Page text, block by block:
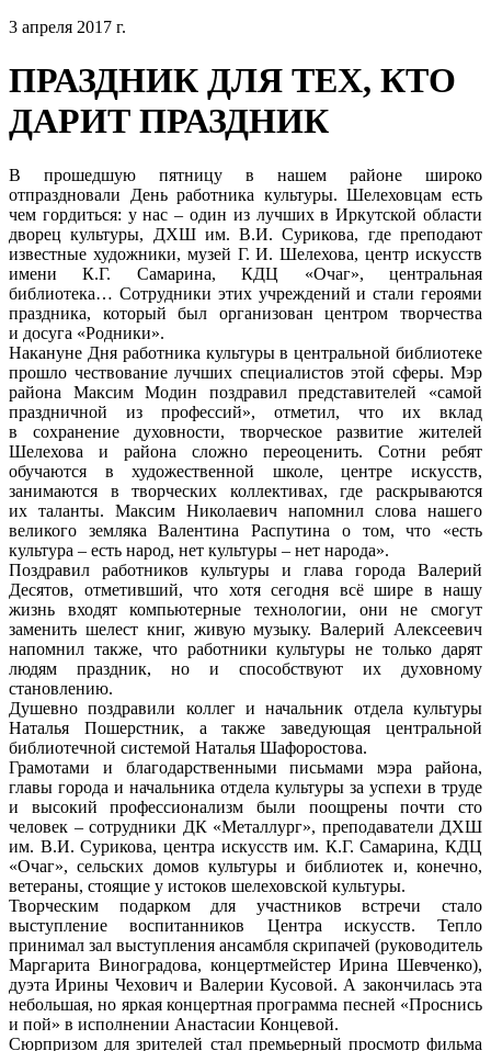
3 апреля 2017 г.
ПРАЗДНИК ДЛЯ ТЕХ, КТО
ДАРИТ ПРАЗДНИК
В прошедшую пятницу в нашем районе широко
отпраздновали День работника культуры. Шелеховцам есть
чем гордиться: у нас – один из лучших в Иркутской области
дворец культуры, ДХШ им. В.И. Сурикова, где преподают
известные художники, музей Г. И. Шелехова, центр искусств
имени К.Г. Самарина, КДЦ «Очаг», центральная
библиотека… Сотрудники этих учреждений и стали героями
праздника, который был организован центром творчества
и досуга «Родники».
Накануне Дня работника культуры в центральной библиотеке
прошло чествование лучших специалистов этой сферы. Мэр
района Максим Модин поздравил представителей «самой
праздничной из профессий», отметил, что их вклад
в сохранение духовности, творческое развитие жителей
Шелехова и района сложно переоценить. Сотни ребят
обучаются в художественной школе, центре искусств,
занимаются в творческих коллективах, где раскрываются
их таланты. Максим Николаевич напомнил слова нашего
великого земляка Валентина Распутина о том, что «есть
культура – есть народ, нет культуры – нет народа».
Поздравил работников культуры и глава города Валерий
Десятов, отметивший, что хотя сегодня всё шире в нашу
жизнь входят компьютерные технологии, они не смогут
заменить шелест книг, живую музыку. Валерий Алексеевич
напомнил также, что работники культуры не только дарят
людям праздник, но и способствуют их духовному
становлению.
Душевно поздравили коллег и начальник отдела культуры
Наталья Пошерстник, а также заведующая центральной
библиотечной системой Наталья Шафоростова.
Грамотами и благодарственными письмами мэра района,
главы города и начальника отдела культуры за успехи в труде
и высокий профессионализм были поощрены почти сто
человек – сотрудники ДК «Металлург», преподаватели ДХШ
им. В.И. Сурикова, центра искусств им. К.Г. Самарина, КДЦ
«Очаг», сельских домов культуры и библиотек и, конечно,
ветераны, стоящие у истоков шелеховской культуры.
Творческим подарком для участников встречи стало
выступление воспитанников Центра искусств. Тепло
принимал зал выступления ансамбля скрипачей (руководитель
Маргарита Виноградова, концертмейстер Ирина Шевченко),
дуэта Ирины Чехович и Валерии Кусовой. А закончилась эта
небольшая, но яркая концертная программа песней «Проснись
и пой» в исполнении Анастасии Концевой.
Сюрпризом для зрителей стал премьерный просмотр фильма